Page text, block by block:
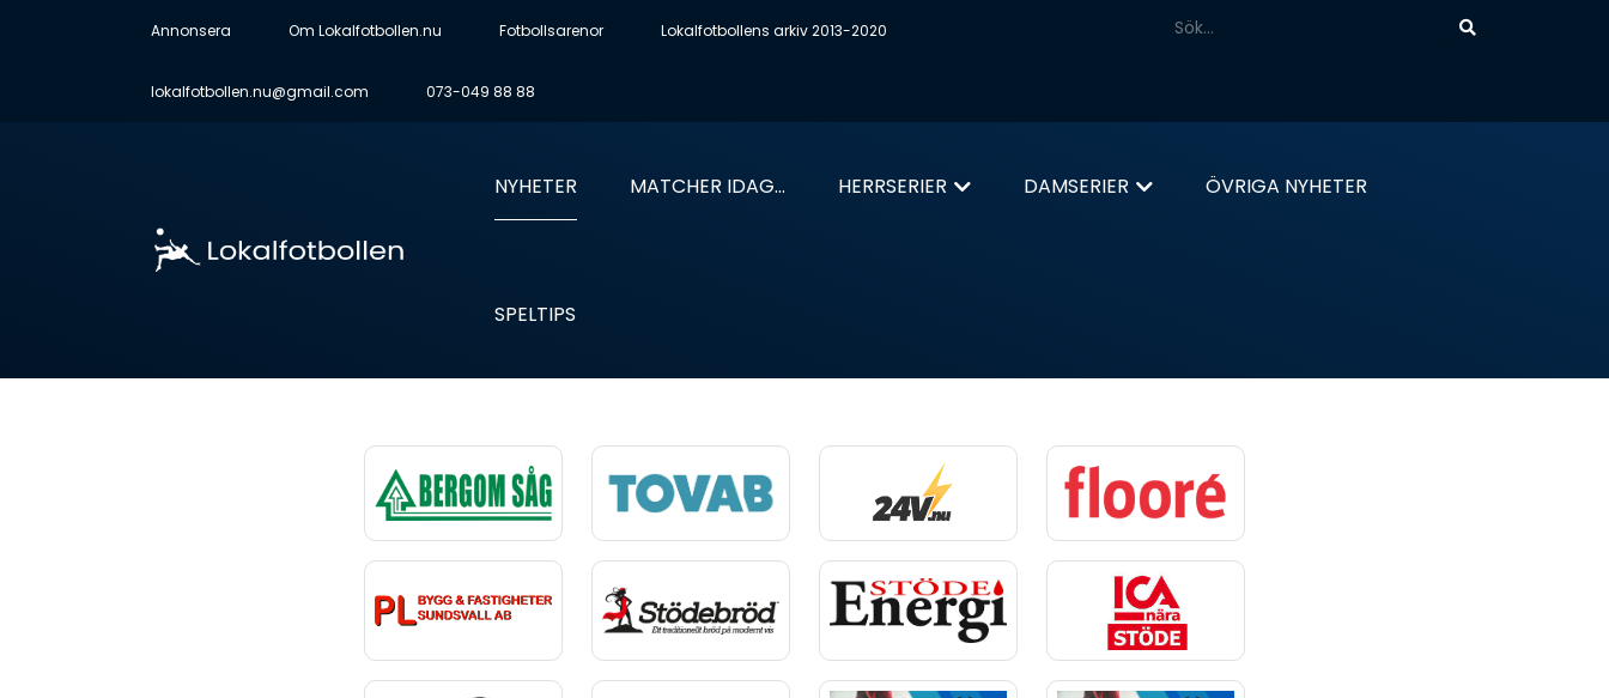
Annonsera Om Lokalfotbollen.nu Fotbollsarenor Lokalfotbollens arkiv 2013-2020
lokalfotbollen.nu@gmail.com 073-049 88 88
NYHETER MATCHER IDAG... HERRSERIER DAMSERIER ÖVRIGA NYHETER
SPELTIPS